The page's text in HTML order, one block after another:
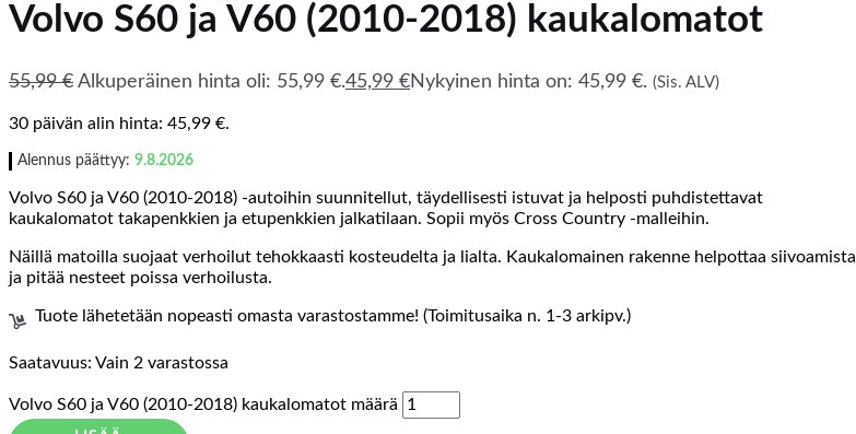
Volvo S60 ja V60 (2010-2018) kaukalomatot
55,99€ Alkuperäinen hinta oli: 55,99 €.45,99 €Nykyinen hinta on: 45,99 €. (Sis. ALV)
30 päivän alin hinta: 45,99 €.
Alennus päättyy: 9.8.2026
Volvo S60 ja V60 (2010-2018) -autoihin suunnitellut, täydellisesti istuvat ja helposti puhdistettavat
kaukalomatot takapenkkien ja etupenkkien jalkatilaan. Sopii myös Cross Country -malleihin.
Näillä matoilla suojaat verhoilut tehokkaasti kosteudelta ja lialta. Kaukalomainen rakenne helpottaa siivoamista
ja pitää nesteet poissa verhoilusta.
Tuote lähetetään nopeasti omasta varastostamme! (Toimitusaika n. 1-3 arkipv.)
Saatavuus: Vain 2 varastossa
Volvo S60 ja V60 (2010-2018) kaukalomatot määrä